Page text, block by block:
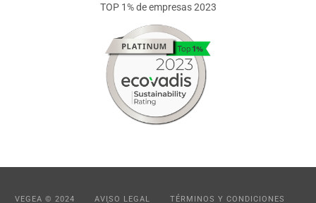
TOP 1% de empresas 2023
VEGEA © 2024 AVISO LEGAL
TÉRMINOS Y CONDICIONES